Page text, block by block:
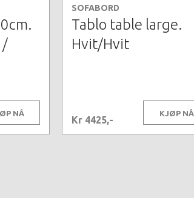
/
NÅ
SOFABORD
Tablo table large.
Hvit/Hvit
Kr 4425,-
KJØP NÅ